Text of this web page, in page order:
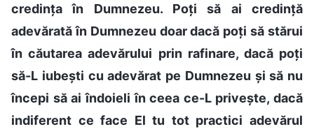
credința în Dumnezeu. Poți să ai credință
adevărată în Dumnezeu doar dacă poți să stărui
în căutarea adevărului prin rafinare, dacă poți
să-L iubești cu adevărat pe Dumnezeu și să nu
începi să ai îndoieli în ceea ce-L privește, dacă
indiferent ce face El tu tot practici adevărul